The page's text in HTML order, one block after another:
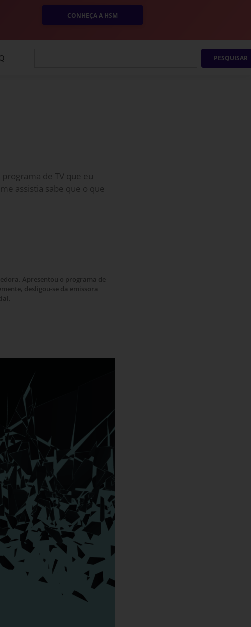
CONHEÇA A HSM
PESQUISAR
de TV que eu
assistia sabe que o que
Apresentou o programa de
desligou-se da emissora